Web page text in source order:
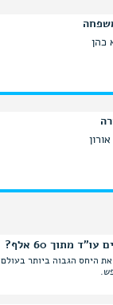
כהן
מתוך 60 אלף?
היחס הגבוה ביותר בעולם